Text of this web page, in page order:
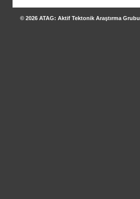
© 2026 ATAG: Aktif Tektonik Araştırma Grubu